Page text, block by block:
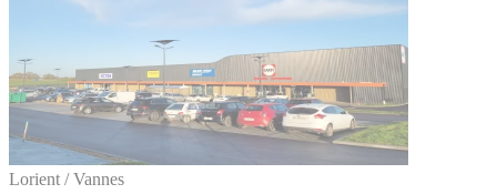
Lorient / Vannes